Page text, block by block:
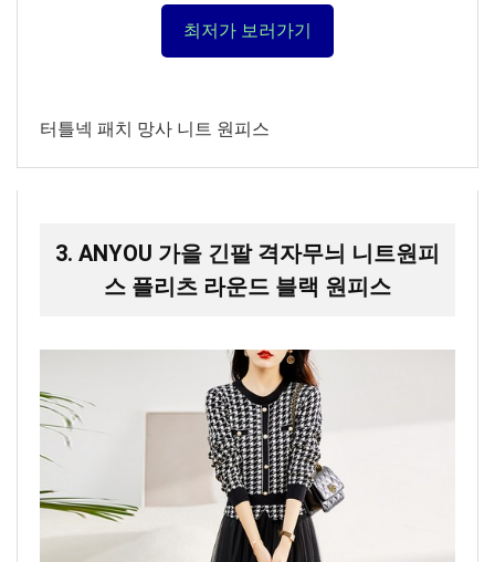
최저가 보러가기
터틀넥 패치 망사 니트 원피스
3. ANYOU 가을 긴팔 격자무늬 니트원피
스 플리츠 라운드 블랙 원피스